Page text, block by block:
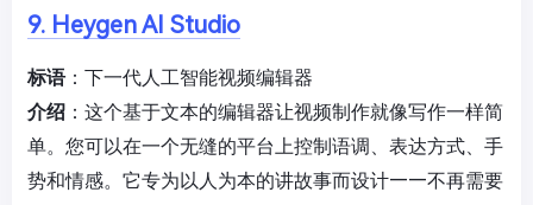
9. Heygen AI Studio
标语：下一代人工智能视频编辑器
介绍 ：这个基于文本的编辑器让视频制作就像写作一样简
单。您可以在一个无缝的平台上控制语调、表达方式、手
势和情感。它专为以人为本的讲故事而设计——不再需要